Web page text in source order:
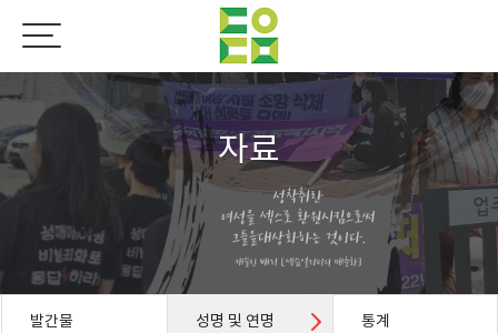
자료
발간물 성명 및 연명 통계